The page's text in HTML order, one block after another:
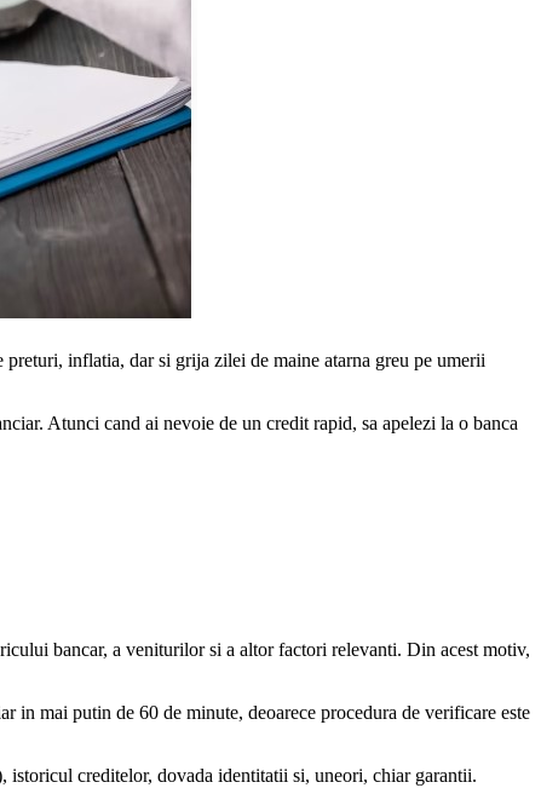
inflatia, dar si grija zilei de maine atarna greu pe umerii
Atunci cand ai nevoie de un credit rapid, sa apelezi la o banca
bancar, a veniturilor si a altor factori relevanti. Din acest motiv,
in mai putin de 60 de minute, deoarece procedura de verificare este
istoricul creditelor, dovada identitatii si, uneori, chiar garantii.